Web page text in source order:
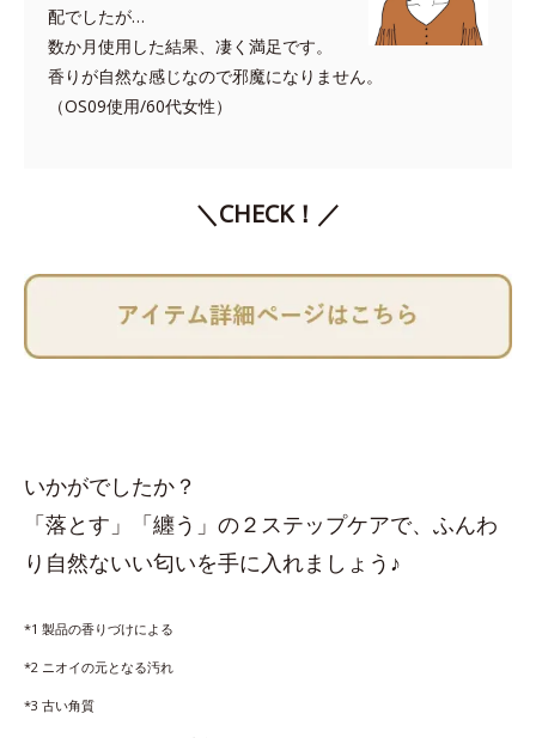
配でしたが…
数か月使用した結果、凄く満足です。
香りが自然な感じなので邪魔になりません。
（OS09使用/60代女性）
＼CHECK！／
いかがでしたか？
「落とす」「纏う」の２ステップケアで、ふんわ
り自然ないい匂いを手に入れましょう♪
*1 製品の香りづけによる
*2 ニオイの元となる汚れ
*3 古い角質